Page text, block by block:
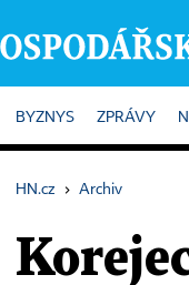
HOME
BYZNYS ZPRÁVY
HN.cz › Archiv